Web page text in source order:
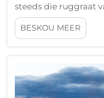
steeds die ruggraat
versorgingskettings
meer as 80% van
volume—en vir B2B-
grondstowwe vanaf
bly dit die koste-
betroubare
BESKOU MEER